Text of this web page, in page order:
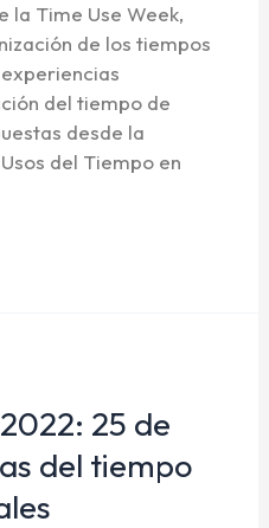
la Time Use Week,
de los tiempos
del tiempo de
desde la
del Tiempo en
25 de
del tiempo